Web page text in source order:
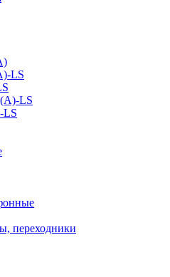
LS
LS
LS
переходники